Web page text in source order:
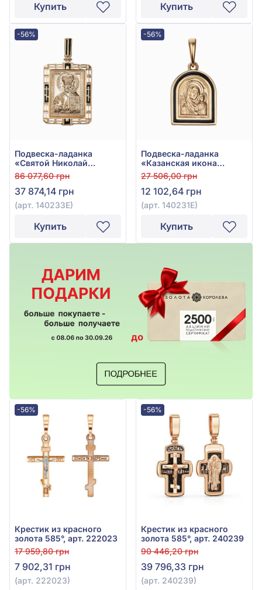
Купить Купить
-56%
Подвеска-ладанка
«Святой Николай
Чудотворец» из
красного золота 585°,
арт. 140233Е
86 077,60 грн
37 874,14 грн
(арт. 140233Е)
Купить
-56%
Подвеска-ладанка
«Казанская икона
Божией Матери» из
красного золота 585° с
чёрной эмалью, арт.
140231Е
27 506,00 грн
12 102,64 грн
(арт. 140231Е)
Купить
-56%
Крестик из красного
золота 585°, арт. 222023
17 959,80 грн
7 902,31 грн
(арт. 222023)
-56%
Крестик из красного
золота 585°, арт. 240239
90 446,20 грн
39 796,33 грн
(арт. 240239)